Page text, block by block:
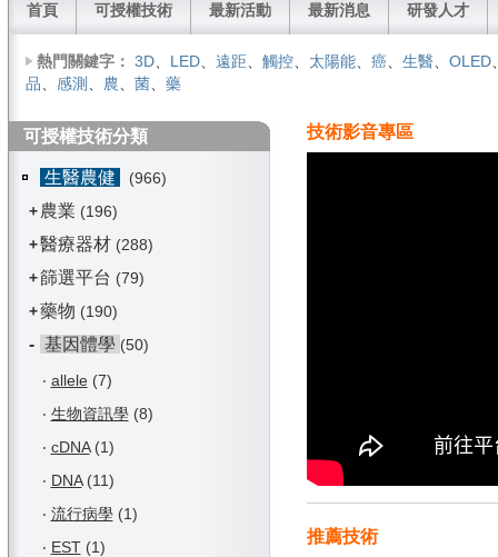
首頁 可授權技術 最新活動 最新消息 研發人才
熱門關鍵字： 3D、 LED、 遠距、 觸控、 太陽能、 癌、 生醫、 OLED
品、 感測 、 農、 菌、 藥
可授權技術分類
生醫農健
(966)
+ 農業 (196)
+醫療器材 (288)
+篩選平台 (79)
+藥物 (190)
- 基因體學 (50)
‧ allele(7)
‧ 生物資訊學(8)
‧ cDNA(1)
‧ DNA(11)
‧ 流行病學(1)
‧ EST(1)
技術影音專區
推薦技術